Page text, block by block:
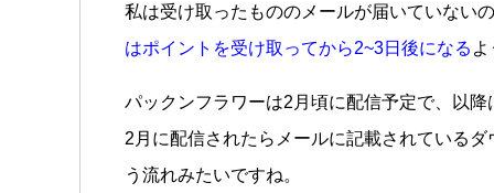
私は受け取ったもののメールが届いていない
はポイントを受け取ってから2~3日後になる
パックンフラワーは2月頃に配信予定で、以
2月に配信されたらメールに記載されている
う流れみたいですね。